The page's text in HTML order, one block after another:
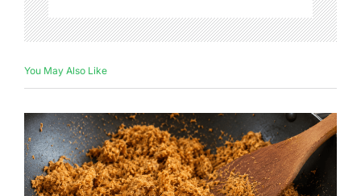
You May Also Like